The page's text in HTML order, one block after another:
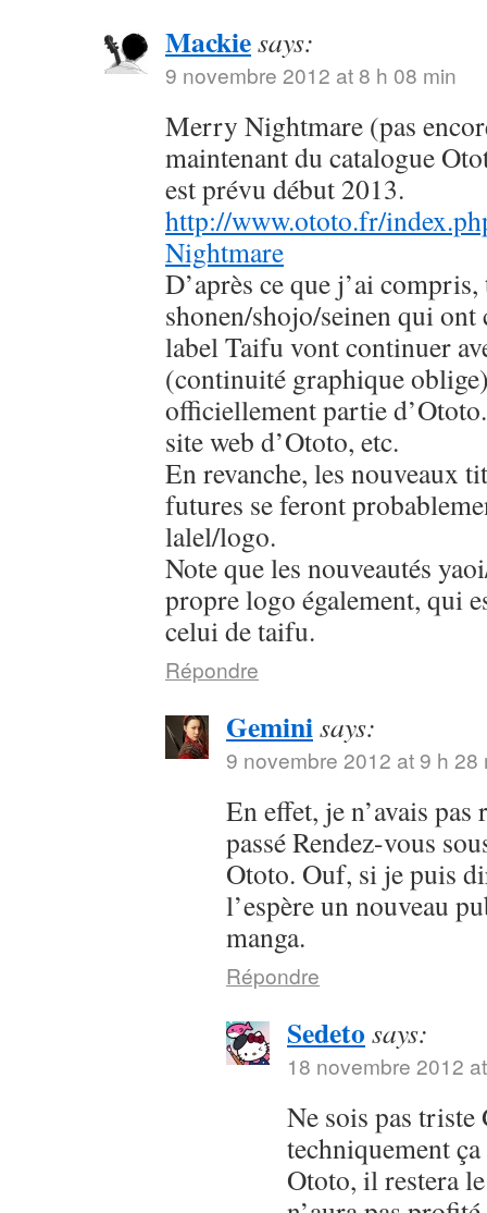
Mackiesays:
9 novembre 2012 at 8 h 08 min
Merry Nightmare (pas
maintenant du catalogue
est prévu début 2013.
http://www.ototo.fr/
Nightmare
D’après ce que j’ai
shonen/shojo/seinen qui ont
label Taifu vont continuer
(continuité graphique
officiellement partie
site web d’Ototo, etc.
En revanche, les nouveaux
futures se feront
lalel/logo.
Note que les nouveautés
propre logo également, qui
celui de taifu.
Répondre
Geminisays:
9 novembre 2012 at 9 h 28
En effet, je n’avais
passé Rendez-vous
Ototo. Ouf, si je puis
l’espère un nouveau
manga.
Répondre
Sedeto says:
18 novembre 2012
Ne sois pas
techniquement
Ototo, il restera